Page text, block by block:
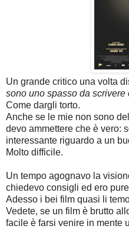
Un grande critico una volta
sono uno spasso da scrivere
Come dargli torto.
Anche se le mie non sono
devo ammettere che è vero:
interessante riguardo a un
Molto difficile.
Un tempo agognavo la
chiedevo consigli ed ero
Adesso i bei film quasi li
Vedete, se un film è brutto
facile è farsi venire in mente